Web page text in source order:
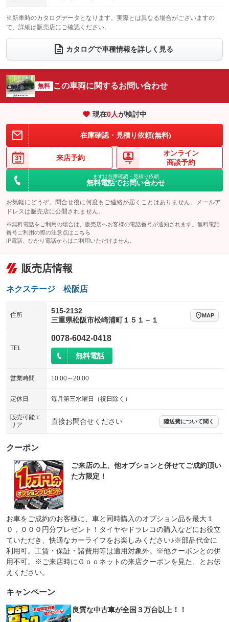
：装備なし ：装備あり
ウォークスルー
：装備なし
電動リアゲート フロントカメラ
：装備あり
：装備あり ：装備あり
サイドカメラ
：装備あり ルーフレール
：装備なし
：装備なし
：装備なし
※新車時のカタログデータとなります。実際とは異なる場合がございますの
で、詳細は販売店にご確認ください。
カタログで車種情報を詳しく見る
無料 この車両に関するお問い合わせ
現在0人が検討中
在庫確認・見積り依頼(無料)
来店予約
オンライン
商談予約
まずは在庫確認・見積り依頼
無料電話でお問い合わせ
お気軽にどうぞ。問合せ後に何度もご連絡が届くことはありません。メールア
ドレスは販売店に公開されません。
※無料電話をご利用の場合は、販売店へお客様の電話番号が通知されます。無料電話
番号ご利用の際の注意点は こちら
IP電話、ひかり電話からはご利用いただけません。
販売店情報
ネクステージ 松阪店
住所
515-2132
三重県松阪市松崎浦町１５１－１
MAP
TEL
0078-6042-0418
無料電話
営業時間 10:00～20:00
定休日 毎月第三水曜日（祝日除く）
販売可能エ
リア
直接お問合せください 陸送費について聞く
クーポン
ご来店の上、他オプションと併せてご成約頂い
た方限定！
お車をご成約のお客様に、車と同時購入のオプション品を最大１
０，０００円分プレゼント！タイヤやドラレコの購入などにお役立
ていただき、快適なカーライフをお楽しみください♪※部品代金に
利用可。工賃・保証・諸費用等は適用対象外。※他クーポンとの併
用不可。※ご来店時にＧｏｏネットの来店クーポンを見た、とお伝
えください。
キャンペーン
良質な中古車が全国３万台以上！！